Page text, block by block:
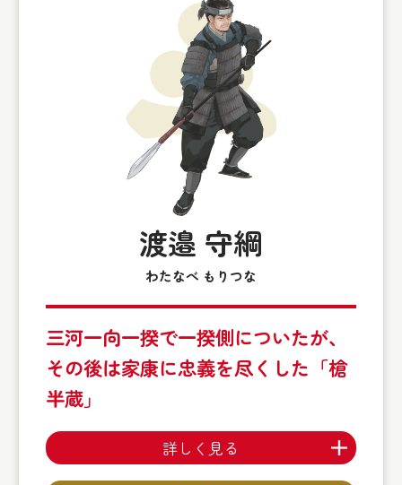
渡邉 守綱
わたなべ もりつな
三河一向一揆で一揆側についたが、
その後は家康に忠義を尽くした「槍
半蔵」
詳しく見る